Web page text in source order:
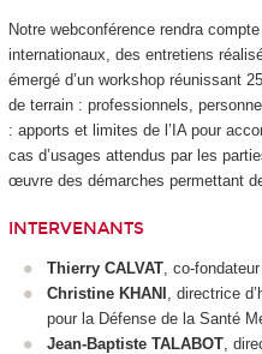
Notre webconférence rendra
internationaux, des entretiens
émergé d’un workshop réunissant
de terrain : professionnels,
: apports et limites de l’IA pour
cas d’usages attendus par les
œuvre des démarches permettant
INTERVENANTS
Thierry CALVAT , co-
Christine KHANI , directrice
pour la Défense de la Santé
Jean-Baptiste TALABOT ,